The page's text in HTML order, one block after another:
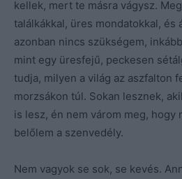
kellek, mert te másra vágysz.
találkákkal, üres mondatokkal, és
azonban nincs szükségem,
mint egy üresfejű, peckesen
tudja, milyen a világ az aszfalton
morzsákon túl. Sokan lesznek,
is lesz, én nem várom meg, hogy
belőlem a szenvedély.
Nem vagyok se sok, se kevés.